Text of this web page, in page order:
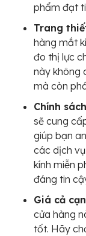
phẩm đạt
Trang
hàng mắt
đo thị lực
này không
mà còn
Chính
sẽ cung
giúp bạn
các dịch
kính miễn
đáng tin
Giá cả
cửa hàng
tốt. Hãy